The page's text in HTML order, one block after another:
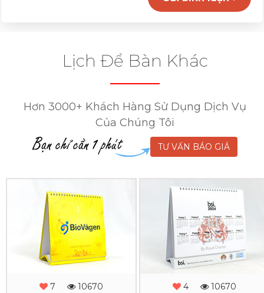
Lịch Để Bàn Khác
Hơn 3000+ Khách Hàng Sử Dụng Dịch Vụ
Của Chúng Tôi
TƯ VẤN BÁO GIÁ
Bàn
Biovagen
7 10670
Lịch
Bàn
4 10670